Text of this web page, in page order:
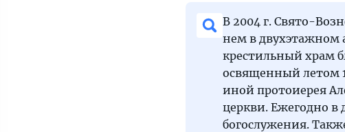
В 2004 г. Свято-
нем в двухэтажном
крестильный храм
освященный летом
иной протоиерея
церкви. Ежегодно
богослужения.